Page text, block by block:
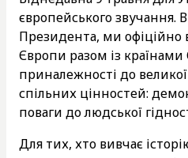
європейського звучання.
Президента, ми офіційно
Європи разом із країнами
приналежності до
спільних цінностей:
поваги до людської
Для тих, хто вивчає